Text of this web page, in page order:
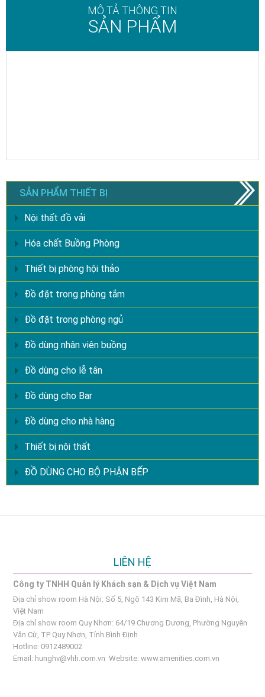
MÔ TẢ THÔNG TIN
SẢN PHẨM
SẢN PHẨM THIẾT BỊ
Nội thất đồ vải
Hóa chất Buồng Phòng
Thiết bị phòng hội thảo
Đồ đặt trong phòng tắm
Đồ đặt trong phòng ngủ
Đồ dùng nhân viên buồng
Đồ dùng cho lễ tân
Đồ dùng cho Bar
Đồ dùng cho nhà hàng
Thiết bị nội thất
ĐỒ DÙNG CHO BỘ PHẬN BẾP
LIÊN HỆ
Công ty TNHH Quản lý Khách sạn & Dịch vụ Việt Nam
Địa chỉ show room Hà Nội: Số 5, Ngõ 143 Kim Mã, Ba Đình, Hà Nội,
Việt Nam
Địa chỉ show room Quy Nhơn: 64/19 Chương Dương, Phường Nguyên
Văn Cừ, TP Quy Nhơn, Tỉnh Bình Định
Hotline: 0912489002
Email: hunghv@vhh.com.vn Website:www.amenities.com.vn